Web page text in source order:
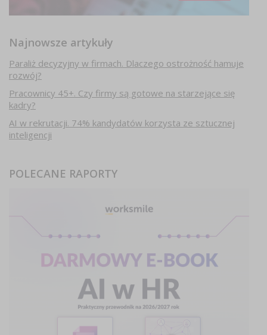
Najnowsze artykuły
Paraliż decyzyjny w firmach. Dlaczego ostrożność hamuje
rozwój?
Pracownicy 45+. Czy firmy są gotowe na starzejące się
kadry?
AI w rekrutacji. 74% kandydatów korzysta ze sztucznej
inteligencji
POLECANE RAPORTY